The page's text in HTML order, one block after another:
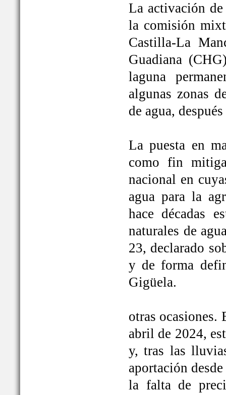
La activación
la comisión
Castilla-La
Guadiana
laguna
algunas zonas
de agua,
La puesta en
como fin
nacional en
agua para la
hace décadas
naturales de
23, declarado
y de forma
Gigüela.
otras ocasiones.
abril de 2024,
y, tras las
aportación
la falta de